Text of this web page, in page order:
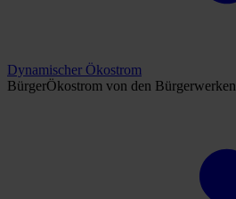
Dynamischer Ökostrom
BürgerÖkostrom von den Bürgerwerken